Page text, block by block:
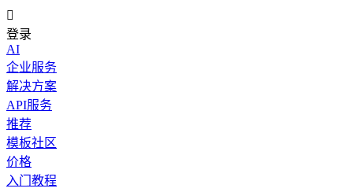

登录
AI
企业服务
解决方案
API服务
推荐
模板社区
价格
入门教程